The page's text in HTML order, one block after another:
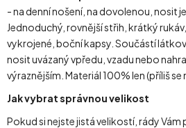
- na denní nošení, na dovolenou, nosit
Jednoduchý, rovnější střih, krátký
vykrojené, boční kapsy. Součástí
nosit uvázaný vpředu, vzadu nebo
výraznějším. Materiál 100% len (příliš se
Jak vybrat správnou velikost
Pokud si nejste jistá velikostí, rády